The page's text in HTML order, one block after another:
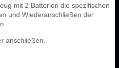
mit 2 Batterien die spezifischen
und Wiederanschließen der
anschließen.